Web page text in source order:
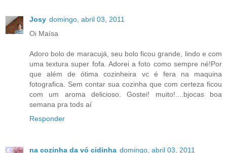
Josy domingo, abril 03, 2011
Oi Maísa
Adoro bolo de maracujá, seu bolo ficou grande, lindo e com
uma textura super fofa. Adorei a foto como sempre né!Por
que além de ótima cozinheira vc é fera na maquina
fotografica. Sem contar sua cozinha que com certeza ficou
com um aroma delicioso. Gostei! muito!....bjocas boa
semana pra tods aí
Responder
na cozinha da vó cidinha domingo, abril 03, 2011